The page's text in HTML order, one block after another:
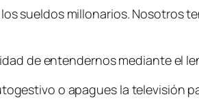
sueldos millonarios. Nosotros
de entendernos mediante el
o apagues la televisión